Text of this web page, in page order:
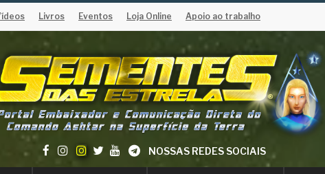
Livros Eventos Loja Online Apoio ao trabalho
NOSSAS REDES SOCIAIS